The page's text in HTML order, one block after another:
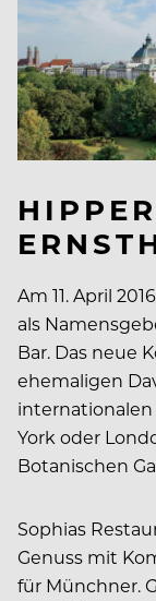
Am 11. April
als
Bar. Das neue
ehemaligen
internationalen
York oder
Botanischen
Sophias
Genuss mit
für Münchner.